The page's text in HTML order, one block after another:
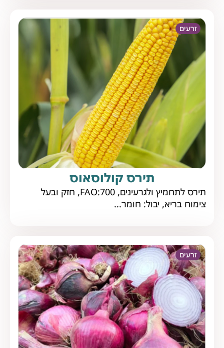
זרעים
תירס קולוסאוס
תירס לתחמיץ ולגרעינים, FAO:700, חזק ובעל
צימוח בריא, יבול: חומר...
זרעים